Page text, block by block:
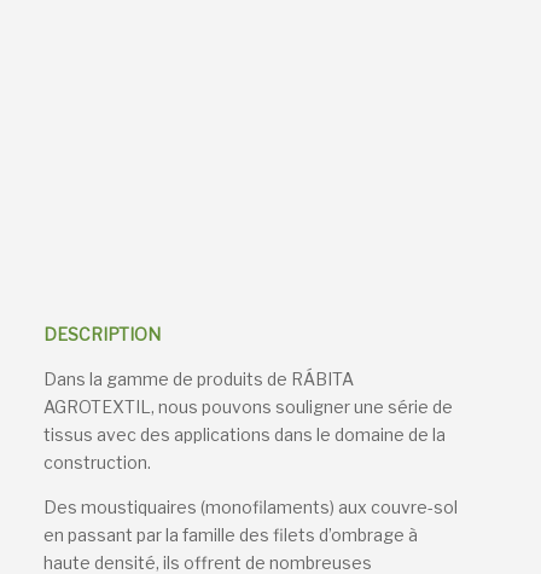
DESCRIPTION
Dans la gamme de produits de RÁBITA
AGROTEXTIL, nous pouvons souligner une série de
tissus avec des applications dans le domaine de la
construction.
Des moustiquaires (monofilaments) aux couvre-sol
en passant par la famille des filets d’ombrage à
haute densité, ils offrent de nombreuses